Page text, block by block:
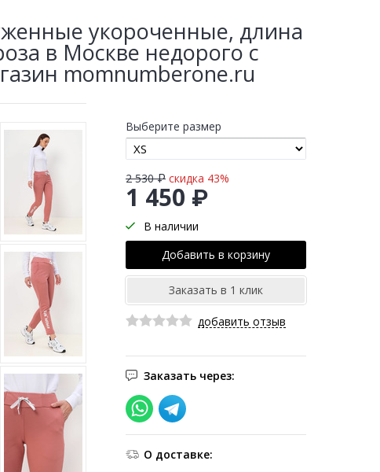
укороченные, длина
в Москве недорого с
momnumberone.ru
Выберите размер
1 450 ₽
2 530 ₽ скидка 43%
В наличии
добавить отзыв
Заказать через:
О доставке: